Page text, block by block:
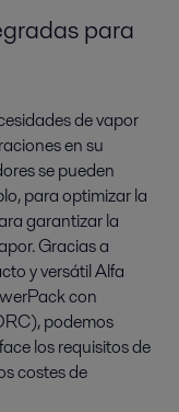
para
de vapor
en su
se pueden
para optimizar la
garantizar la
Gracias a
y versátil Alfa
con
podemos
los requisitos de
costes de